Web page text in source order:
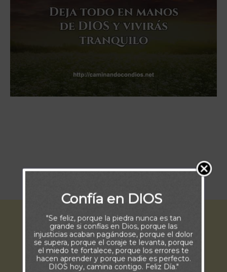
Confía en DIOS
"Se feliz, porque la piedra nunca es tan
grande si confías en Dios, porque las
injusticias acaban pagándose, porque el dolor
se supera, porque el coraje te levanta, porque
el miedo te fortalece, porque los errores te
hacen aprender y porque nadie es perfecto.
DIOS hoy, camina contigo. Feliz Día."